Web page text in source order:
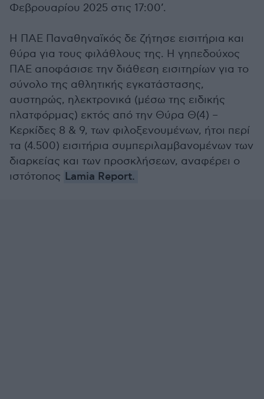
Φεβρουαρίου 2025 στις 17:00’.
Η ΠΑΕ Παναθηναϊκός δε ζήτησε εισιτήρια και
θύρα για τους φιλάθλους της. Η γηπεδούχος
ΠΑΕ αποφάσισε την διάθεση εισιτηρίων για το
σύνολο της αθλητικής εγκατάστασης,
αυστηρώς, ηλεκτρονικά (μέσω της ειδικής
πλατφόρμας) εκτός από την Θύρα Θ(4) –
Κερκίδες 8 & 9, των φιλοξενουμένων, ήτοι περί
τα (4.500) εισιτήρια συμπεριλαμβανομένων των
διαρκείας και των προσκλήσεων, αναφέρει ο
ιστότοπος Lamia Report.